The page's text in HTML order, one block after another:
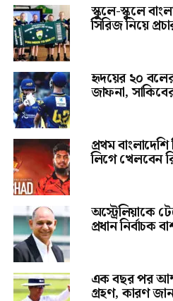
স্কুলে-স্কুলে
সিরিজ নিয়ে
হৃদয়ের ২০
জাফনা,
প্রথম
লিগে খেলবেন
অস্ট্রেলিয়াকে
প্রধান নির্বাচক
এক বছর পর
গ্রহণ, কারণ